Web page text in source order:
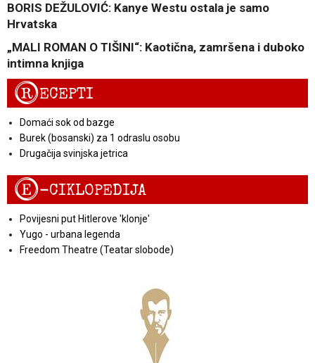
BORIS DEŽULOVIĆ: Kanye Westu ostala je samo
Hrvatska
„MALI ROMAN O TIŠINI“: Kaotična, zamršena i duboko
intimna knjiga
RECEPTI
Domaći sok od bazge
Burek (bosanski) za 1 odraslu osobu
Drugačija svinjska jetrica
E-CIKLOPEDIJA
Povijesni put Hitlerove 'klonje'
Yugo - urbana legenda
Freedom Theatre (Teatar slobode)